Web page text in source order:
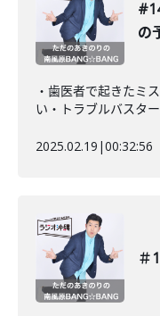
の
・歯医者で起きたミ
い・トラブルバスタ
2025.02.19 |00:32:56
＃